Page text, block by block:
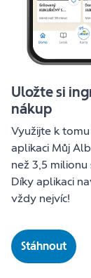
Uložte si
nákup
Využijte k
aplikaci Můj
než 3,5
Díky aplikaci
vždy nejvíc!
Stáhnout